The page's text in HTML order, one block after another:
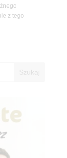
z tego